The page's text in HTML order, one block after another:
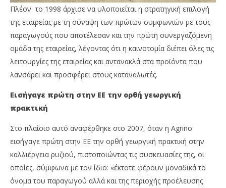
Πλέον το 1998 άρχισε να υλοποιείται η στρατηγική επιλογή
της εταιρείας με τη σύναψη των πρώτων συμφωνιών με τους
παραγωγούς που αποτέλεσαν και την πρώτη συνεργαζόμενη
ομάδα της εταιρείας, λέγοντας ότι η καινοτομία διέπει όλες τις
λειτουργίες της εταιρείας και αντανακλά στα προϊόντα που
λανσάρει και προσφέρει στους καταναλωτές.
Εισήγαγε πρώτη στην ΕΕ την ορθή γεωργική
πρακτική
Στο πλαίσιο αυτό αναφέρθηκε στο 2007, όταν η Agrino
εισήγαγε πρώτη στην ΕΕ την ορθή γεωργική πρακτική στην
καλλιέργεια ρυζιού, πιστοποιώντας τις συσκευασίες της, οι
οποίες, σύμφωνα με τον ίδιο: «έκτοτε φέρουν μοναδικά το
όνομα του παραγωγού αλλά και της περιοχής προέλευσης